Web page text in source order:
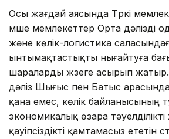
Осы жағдай аясында Түркі
мүше мемлекеттер Орта дәлізді
және көлік-логистика
ынтымақтастықты нығайтуға
шараларды жүзеге асырып жатыр.
дәліз Шығыс пен Батыс
қана емес, көлік байланысының
экономикалық өзара тәуелділікті
қауіпсіздікті қамтамасыз ететін